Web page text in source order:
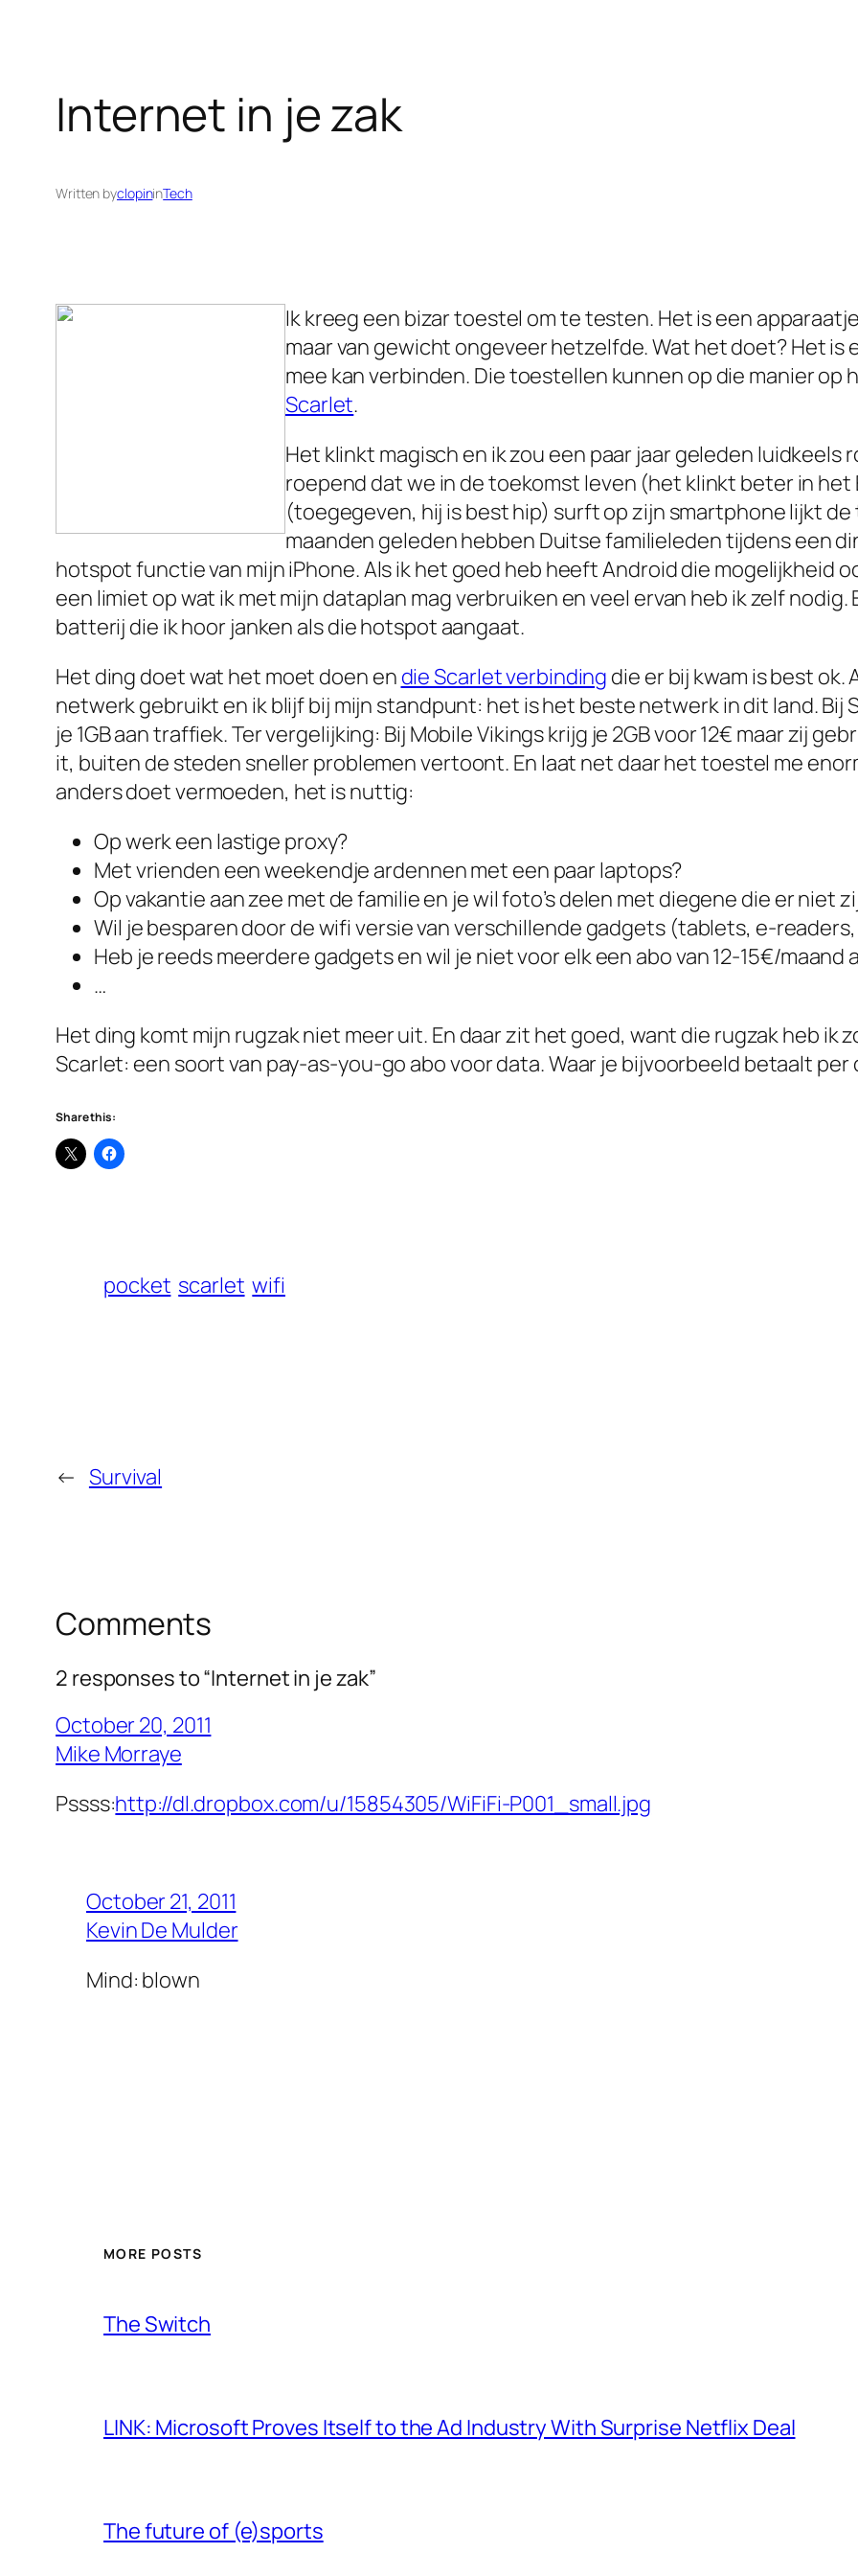
Internet in je zak
Written byclopininTech
Ik kreeg een bizar toestel om te testen. Het is een
maar van gewicht ongeveer hetzelfde. Wat het doet? Het
mee kan verbinden. Die toestellen kunnen op die manier op
Scarlet.
Het klinkt magisch en ik zou een paar jaar geleden
roepend dat we in de toekomst leven (het klinkt beter in het
(toegegeven, hij is best hip) surft op zijn smartphone lijkt
maanden geleden hebben Duitse familieleden tijdens een
hotspot functie van mijn iPhone. Als ik het goed heb heeft Android die mogelijkheid
een limiet op wat ik met mijn dataplan mag verbruiken en veel ervan heb ik zelf
batterij die ik hoor janken als die hotspot aangaat.
Het ding doet wat het moet doen en die Scarlet verbinding die er bij kwam is best
netwerk gebruikt en ik blijf bij mijn standpunt: het is het beste netwerk in dit land. Bij
je 1GB aan traffiek. Ter vergelijking: Bij Mobile Vikings krijg je 2GB voor 12€ maar zij
it, buiten de steden sneller problemen vertoont. En laat net daar het toestel me
anders doet vermoeden, het is nuttig:
Op werk een lastige proxy?
Met vrienden een weekendje ardennen met een paar laptops?
Op vakantie aan zee met de familie en je wil foto’s delen met diegene die er niet
Wil je besparen door de wifi versie van verschillende gadgets (tablets, e-
Heb je reeds meerdere gadgets en wil je niet voor elk een abo van 12-15€/maand
…
Het ding komt mijn rugzak niet meer uit. En daar zit het goed, want die rugzak heb ik
Scarlet: een soort van pay-as-you-go abo voor data. Waar je bijvoorbeeld betaalt
Share this:
pocket scarlet wifi
← Survival
Comments
2 responses to “Internet in je zak”
October 20, 2011
Mike Morraye
Pssss:http://dl.dropbox.com/u/15854305/WiFiFi-P001_small.jpg
October 21, 2011
Kevin De Mulder
Mind: blown
MORE POSTS
The Switch
LINK: Microsoft Proves Itself to the Ad Industry With Surprise Netflix Deal
The future of (e)sports